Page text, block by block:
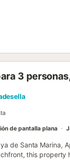
y al jardín y
con horno y
de Arra está a 2,4
su
3
de pantalla plana
de Santa Marina,
this property